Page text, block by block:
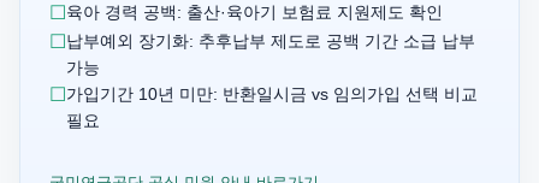
육아 경력 공백: 출산·육아기 보험료 지원제도 확인
납부예외 장기화: 추후납부 제도로 공백 기간 소급 납부
가능
가입기간 10년 미만: 반환일시금 vs 임의가입 선택 비교
필요